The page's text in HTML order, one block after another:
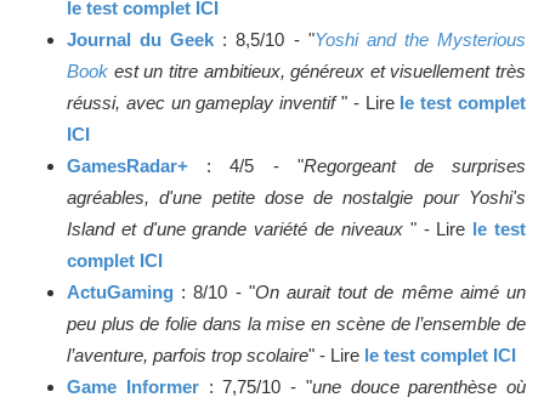
le test complet ICI
Journal du Geek : 8,5/10 - "Yoshi and the Mysterious
Book est un titre ambitieux, généreux et visuellement très
réussi, avec un gameplay inventif" - Lire le test complet
ICI
GamesRadar+ : 4/5 - "Regorgeant de surprises
agréables, d'une petite dose de nostalgie pour Yoshi's
Island et d'une grande variété de niveaux" - Lire le test
complet ICI
ActuGaming : 8/10 - "On aurait tout de même aimé un
peu plus de folie dans la mise en scène de l’ensemble de
l’aventure, parfois trop scolaire" - Lire le test complet ICI
Game Informer : 7,75/10 - "une douce parenthèse où